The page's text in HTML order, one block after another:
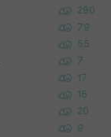
280
79
55
7
17
16
20
9